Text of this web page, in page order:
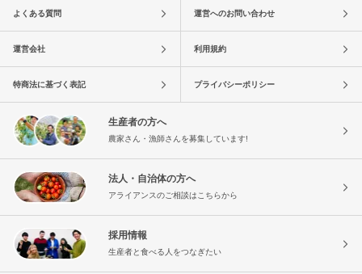
よくある質問 運営へのお問い合わせ
運営会社 利用規約
特商法に基づく表記 プライバシーポリシー
生産者の方へ
農家さん・漁師さんを募集しています!
法人・自治体の方へ
アライアンスのご相談はこちらから
採用情報
生産者と食べる人をつなぎたい